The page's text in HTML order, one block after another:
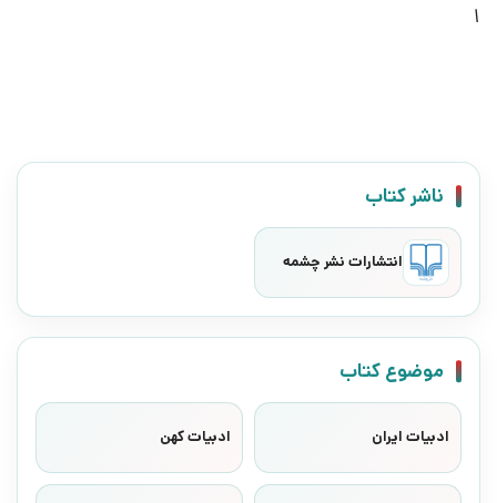
1
ناشر کتاب
انتشارات نشر چشمه
موضوع کتاب
ادبیات ایران ادبیات کهن